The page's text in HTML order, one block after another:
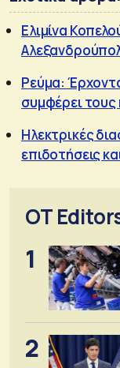
Ελιμίνα
Ρεύμα:
συμφέρει
Ηλεκτρικές
επιδοτήσεις
OT
1
2